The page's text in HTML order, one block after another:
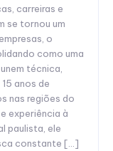
carreiras e
se tornou um
o
como uma
técnica,
anos de
nas regiões do
experiência à
paulista, ele
constante […]